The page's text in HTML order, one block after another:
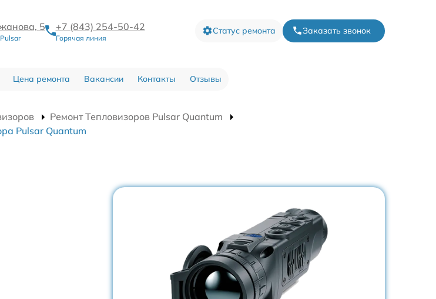
5 +7 (843) 254-50-42
Горячая линия
Статус ремонта Заказать звонок
Цена ремонта Вакансии Контакты Отзывы
Ремонт Тепловизоров Pulsar Quantum
Pulsar Quantum